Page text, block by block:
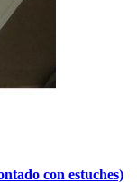
con estuches)